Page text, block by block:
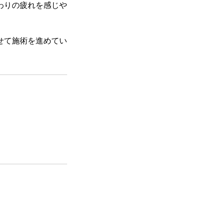
りの疲れを感じや
て施術を進めてい